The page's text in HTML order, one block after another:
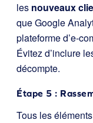
les nouveaux
que Google
plateforme d’e-
Évitez d’inclure
décompte.
Étape 5 :
Tous les